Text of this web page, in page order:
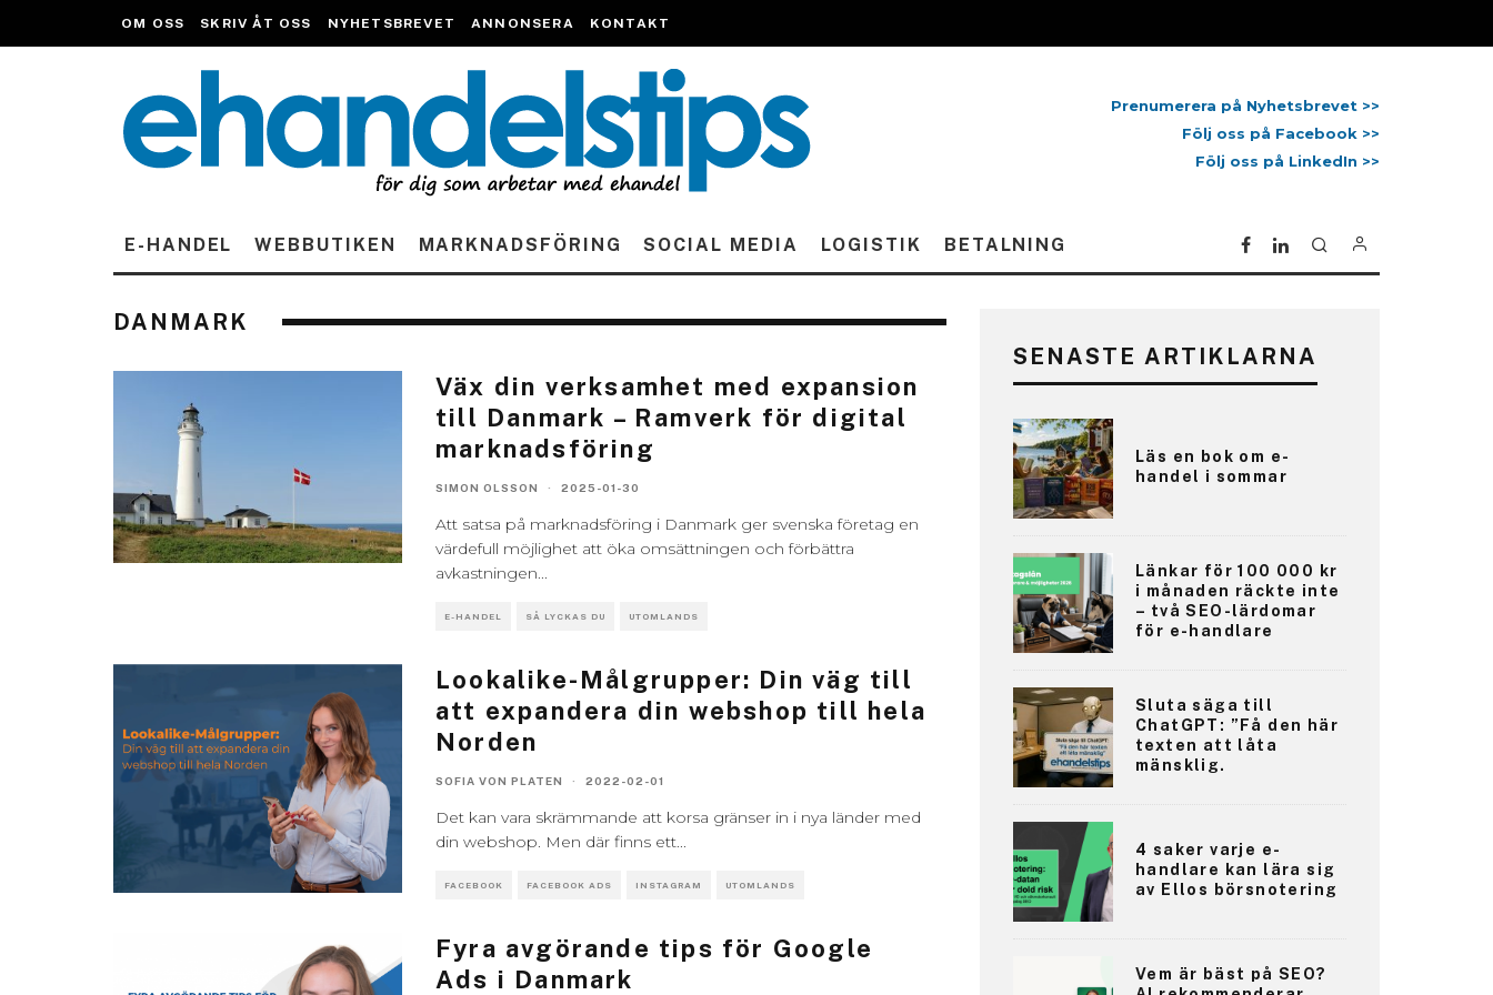
OM OSS SKRIV ÅT OSS NYHETSBREVET ANNONSERA KONTAKT
Prenumerera på Nyhetsbrevet >>
Följ oss på Facebook >>
Följ oss på LinkedIn >>
E-HANDEL WEBBUTIKEN MARKNADSFÖRING SOCIAL MEDIA LOGISTIK BETALNING
DANMARK
Väx din verksamhet med expansion
till Danmark – Ramverk för digital
marknadsföring
SIMON OLSSON · 2025-01-30
Att satsa på marknadsföring i Danmark ger svenska företag en
värdefull möjlighet att öka omsättningen och förbättra
avkastningen...
E-HANDEL SÅ LYCKAS DU UTOMLANDS
Lookalike-Målgrupper: Din väg till
att expandera din webshop till hela
Norden
SOFIA VON PLATEN · 2022-02-01
Det kan vara skrämmande att korsa gränser in i nya länder med
din webshop. Men där finns ett...
FACEBOOK FACEBOOK ADS INSTAGRAM UTOMLANDS
Fyra avgörande tips för Google
Ads i Danmark
SENASTE ARTIKLARNA
Läs en bok om e-
handel i sommar
Länkar för 100 000 kr
i månaden räckte inte
– två SEO-lärdomar
för e-handlare
Sluta säga till
ChatGPT: ”Få den här
texten att låta
mänsklig.
4 saker varje e-
handlare kan lära sig
av Ellos börsnotering
Vem är bäst på SEO?